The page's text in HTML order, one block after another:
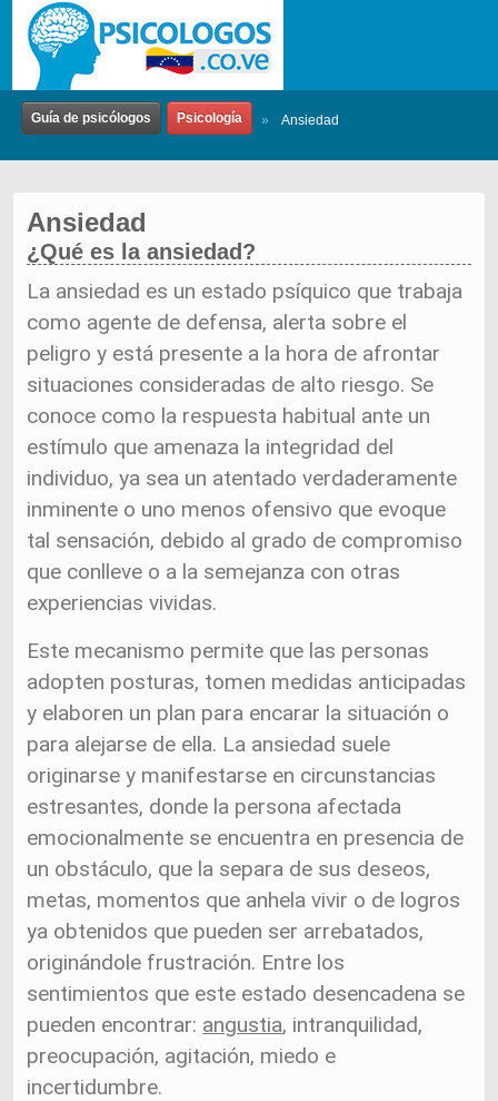
Guía de psicólogos Psicología » Ansiedad
Ansiedad
¿Qué es la ansiedad?
La ansiedad es un estado psíquico que trabaja
como agente de defensa, alerta sobre el
peligro y está presente a la hora de afrontar
situaciones consideradas de alto riesgo. Se
conoce como la respuesta habitual ante un
estímulo que amenaza la integridad del
individuo, ya sea un atentado verdaderamente
inminente o uno menos ofensivo que evoque
tal sensación, debido al grado de compromiso
que conlleve o a la semejanza con otras
experiencias vividas.
Este mecanismo permite que las personas
adopten posturas, tomen medidas anticipadas
y elaboren un plan para encarar la situación o
para alejarse de ella. La ansiedad suele
originarse y manifestarse en circunstancias
estresantes, donde la persona afectada
emocionalmente se encuentra en presencia de
un obstáculo, que la separa de sus deseos,
metas, momentos que anhela vivir o de logros
ya obtenidos que pueden ser arrebatados,
originándole frustración. Entre los
sentimientos que este estado desencadena se
pueden encontrar: angustia, intranquilidad,
preocupación, agitación, miedo e
incertidumbre.